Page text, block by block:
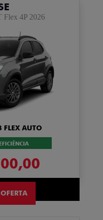
Flex 4P 2026
PULSE DRIVE 1.3 FLEX AUTO